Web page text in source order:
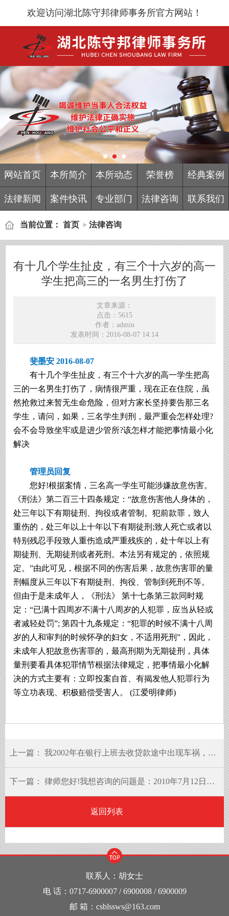
欢迎访问湖北陈守邦律师事务所官方网站！
网站首页 本所简介 本所动态 荣誉榜 经典案例
法律新闻 案件快讯 专业部门 法律咨询 联系我们
当前位置：首页 法律咨询
有十几个学生扯皮，有三个十六岁的高一
学生把高三的一名男生打伤了
文章来源：
点击：5615
作者：admin
发表时间：2016-08-07 14:14
斐墨安 2016-08-07
有十几个学生扯皮，有三个十六岁的高一学生把高
三的一名男生打伤了，病情很严重，现在正在住院，虽
然抢救过来暂无生命危险，但对方家长坚持要告那三名
学生，请问，如果，三名学生判刑，最严重会怎样处理?
会不会导致坐牢或是进少管所?该怎样才能把事情最小化
解决
管理员回复
您好!根据案情，三名高一学生可能涉嫌故意伤害。
《刑法》第二百三十四条规定：“故意伤害他人身体的，
处三年以下有期徒刑、拘役或者管制。犯前款罪，致人
重伤的，处三年以上十年以下有期徒刑;致人死亡或者以
特别残忍手段致人重伤造成严重残疾的，处十年以上有
期徒刑、无期徒刑或者死刑。本法另有规定的，依照规
定。”由此可见，根据不同的伤害后果，故意伤害罪的量
刑幅度从三年以下有期徒刑、拘役、管制到死刑不等。
但由于是未成年人，《刑法》 第十七条第三款同时规
定：“已满十四周岁不满十八周岁的人犯罪，应当从轻或
者减轻处罚”; 第四十九条规定：“犯罪的时候不满十八周
岁的人和审判的时候怀孕的妇女，不适用死刑”，因此，
未成年人犯故意伤害罪的，最高刑期为无期徒刑，具体
量刑要看具体犯罪情节根据法律规定，把事情最小化解
决的方式主要有：立即投案自首、有揭发他人犯罪行为
等立功表现、积极赔偿受害人。 (江爱明律师)
上一篇： 我2002年在银行上班去收贷款途中出现车祸，至今没有认定工伤
下一篇： 律师您好!我想咨询的问题是：2010年7月12日，张某驾驶的两轮摩托车与李某対向行驶的两轮摩托车发生交通事故
返回列表
联系人：胡女士
电 话：0717-6900007 / 6900008 / 6900009
邮 箱：csblssws@163.com